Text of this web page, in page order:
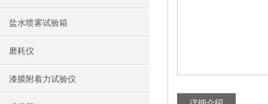
盐水喷雾试验箱
磨耗仪
漆膜附着力试验仪